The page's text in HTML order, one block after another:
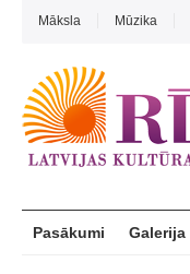
Māksla Mūzika
Pasākumi Galerija